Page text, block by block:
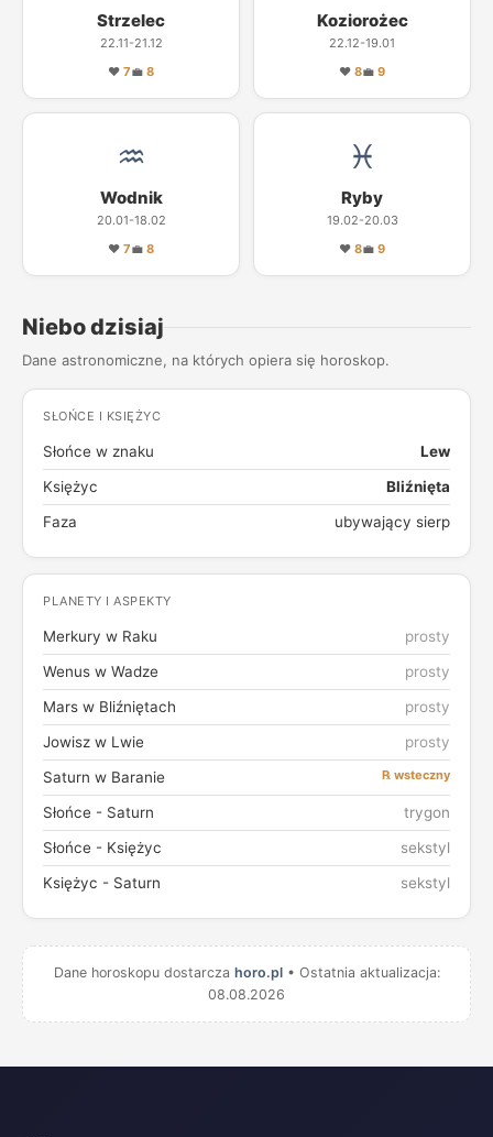
Strzelec
22.11-21.12
❤ 7💼 8
Koziorożec
22.12-19.01
❤ 8💼 9
♒
Wodnik
20.01-18.02
❤ 7💼 8
♓
Ryby
19.02-20.03
❤ 8💼 9
Niebo dzisiaj
Dane astronomiczne, na których opiera się horoskop.
SŁOŃCE I KSIĘŻYC
Słońce w znaku
Lew
Księżyc
Bliźnięta
Faza
ubywający sierp
PLANETY I ASPEKTY
Merkury w Raku
prosty
Wenus w Wadze
prosty
Mars w Bliźniętach
prosty
Jowisz w Lwie
prosty
Saturn w Baranie
℞ wsteczny
Słońce - Saturn
trygon
Słońce - Księżyc
sekstyl
Księżyc - Saturn
sekstyl
Dane horoskopu dostarcza horo.pl• Ostatnia aktualizacja:
08.08.2026